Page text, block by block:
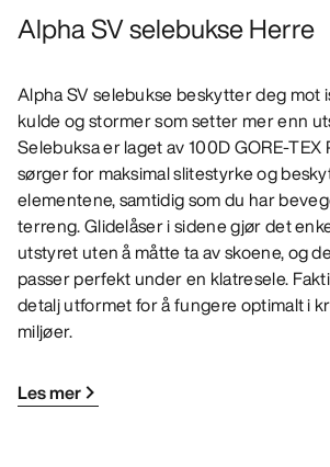
Alpha SV selebukse Herre
Alpha SV selebukse beskytter deg mot
kulde og stormer som setter mer enn
Selebuksa er laget av 100D GORE-TEX
sørger for maksimal slitestyrke og
elementene, samtidig som du har
terreng. Glidelåser i sidene gjør det
utstyret uten å måtte ta av skoene, og
passer perfekt under en klatresele.
detalj utformet for å fungere optimalt i
miljøer.
Les mer